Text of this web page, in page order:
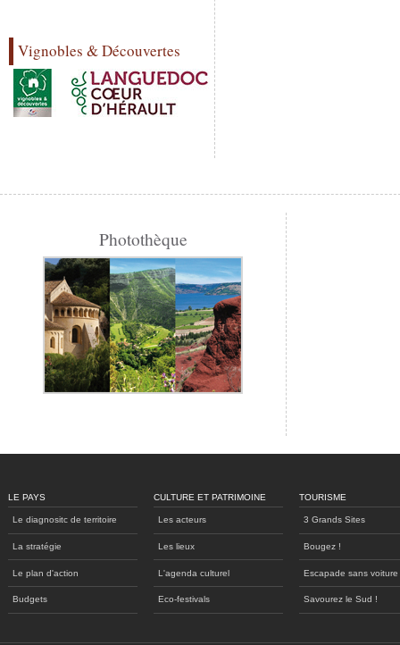
Vignobles & Découvertes
Photothèque
LE PAYS
Le diagnositc de territoire
La stratégie
Le plan d'action
Budgets
CULTURE ET PATRIMOINE
Les acteurs
Les lieux
L'agenda culturel
Eco-festivals
TOURISME
3 Grands Sites
Bougez !
Escapade sans voiture
Savourez le Sud !